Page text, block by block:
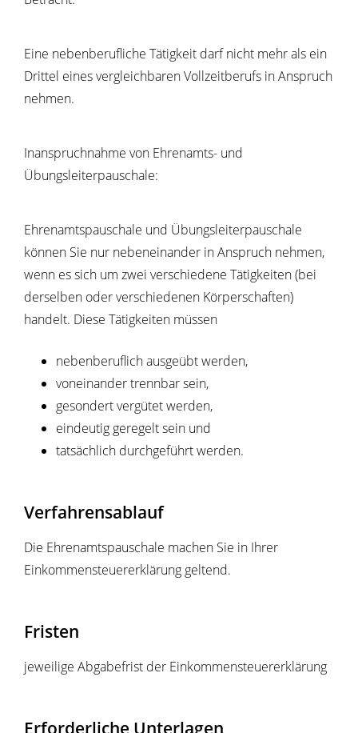
Eine nebenberufliche Tätigkeit darf nicht mehr als ein
Drittel eines vergleichbaren Vollzeitberufs in Anspruch
nehmen.
Inanspruchnahme von Ehrenamts- und
Übungsleiterpauschale:
Ehrenamtspauschale und Übungsleiterpauschale
können Sie nur nebeneinander in Anspruch nehmen,
wenn es sich um zwei verschiedene Tätigkeiten (bei
derselben oder verschiedenen Körperschaften)
handelt. Diese Tätigkeiten müssen
nebenberuflich ausgeübt werden,
voneinander trennbar sein,
gesondert vergütet werden,
eindeutig geregelt sein und
tatsächlich durchgeführt werden.
Verfahrensablauf
Die Ehrenamtspauschale machen Sie in Ihrer
Einkommensteuererklärung geltend.
Fristen
jeweilige Abgabefrist der Einkommensteuererklärung
Erforderliche Unterlagen